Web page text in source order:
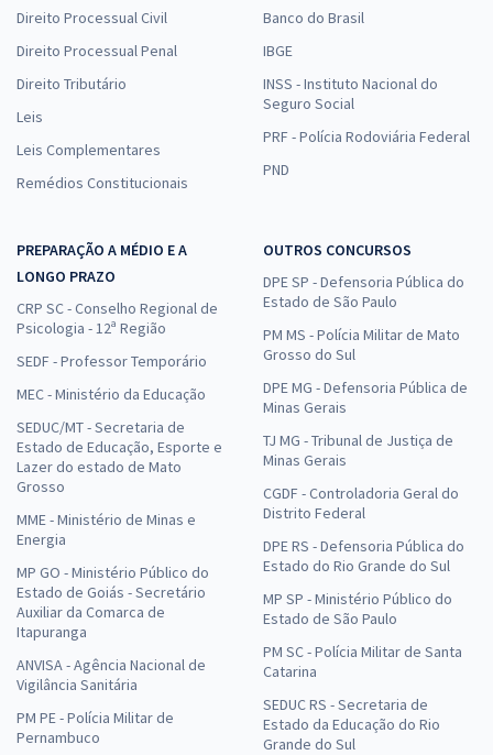
Direito Processual Civil
Direito Processual Penal
Direito Tributário
Leis
Leis Complementares
Remédios Constitucionais
Banco do Brasil
IBGE
INSS - Instituto Nacional do
Seguro Social
PRF - Polícia Rodoviária Federal
PND
PREPARAÇÃO A MÉDIO E A
LONGO PRAZO
CRP SC - Conselho Regional de
Psicologia - 12ª Região
SEDF - Professor Temporário
MEC - Ministério da Educação
SEDUC/MT - Secretaria de
Estado de Educação, Esporte e
Lazer do estado de Mato
Grosso
MME - Ministério de Minas e
Energia
MP GO - Ministério Público do
Estado de Goiás - Secretário
Auxiliar da Comarca de
Itapuranga
ANVISA - Agência Nacional de
Vigilância Sanitária
PM PE - Polícia Militar de
Pernambuco
OUTROS CONCURSOS
DPE SP - Defensoria Pública do
Estado de São Paulo
PM MS - Polícia Militar de Mato
Grosso do Sul
DPE MG - Defensoria Pública de
Minas Gerais
TJ MG - Tribunal de Justiça de
Minas Gerais
CGDF - Controladoria Geral do
Distrito Federal
DPE RS - Defensoria Pública do
Estado do Rio Grande do Sul
MP SP - Ministério Público do
Estado de São Paulo
PM SC - Polícia Militar de Santa
Catarina
SEDUC RS - Secretaria de
Estado da Educação do Rio
Grande do Sul